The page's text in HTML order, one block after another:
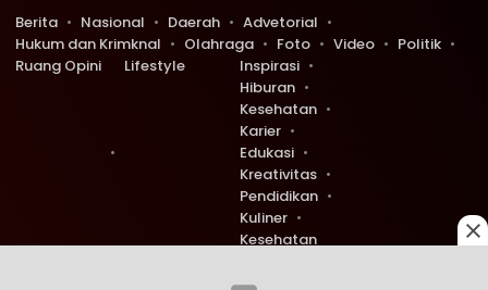
Berita Nasional Daerah
Advetorial
Hukum dan Krimknal
Olahraga Foto Video
Politik
Ruang Opini
Lifestyle
Inspirasi
Hiburan
Kesehatan
Karier
Edukasi
Kreativitas
Pendidikan
Kuliner
Kesehatan